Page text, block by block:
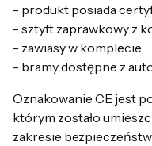
- produkt posiada
- sztyft zaprawkowy z
- zawiasy w komplecie
- bramy dostępne z
Oznakowanie CE jest
którym zostało
zakresie